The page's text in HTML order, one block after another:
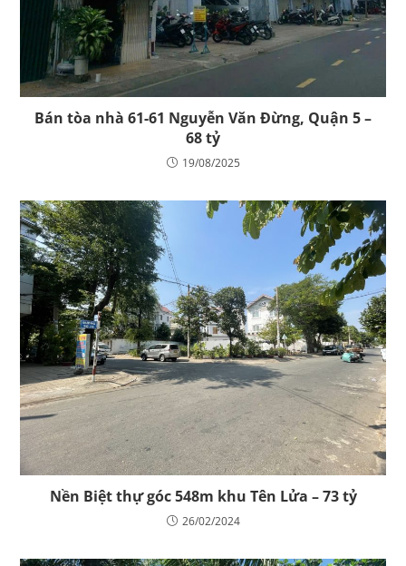
Bán tòa nhà 61-61 Nguyễn Văn Đừng, Quận 5 –
68 tỷ
19/08/2025
Nền Biệt thự góc 548m khu Tên Lửa – 73 tỷ
26/02/2024